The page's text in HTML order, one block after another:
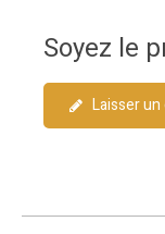
Soyez le
Laisser